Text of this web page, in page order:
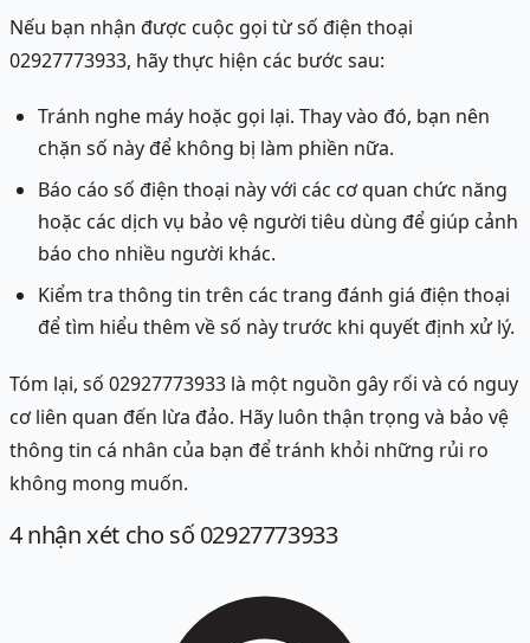
Nếu bạn nhận được cuộc gọi từ số điện thoại
02927773933, hãy thực hiện các bước sau:
Tránh nghe máy hoặc gọi lại. Thay vào đó, bạn nên
chặn số này để không bị làm phiền nữa.
Báo cáo số điện thoại này với các cơ quan chức năng
hoặc các dịch vụ bảo vệ người tiêu dùng để giúp cảnh
báo cho nhiều người khác.
Kiểm tra thông tin trên các trang đánh giá điện thoại
để tìm hiểu thêm về số này trước khi quyết định xử lý.
Tóm lại, số 02927773933 là một nguồn gây rối và có nguy
cơ liên quan đến lừa đảo. Hãy luôn thận trọng và bảo vệ
thông tin cá nhân của bạn để tránh khỏi những rủi ro
không mong muốn.
4nhận xét cho số 02927773933